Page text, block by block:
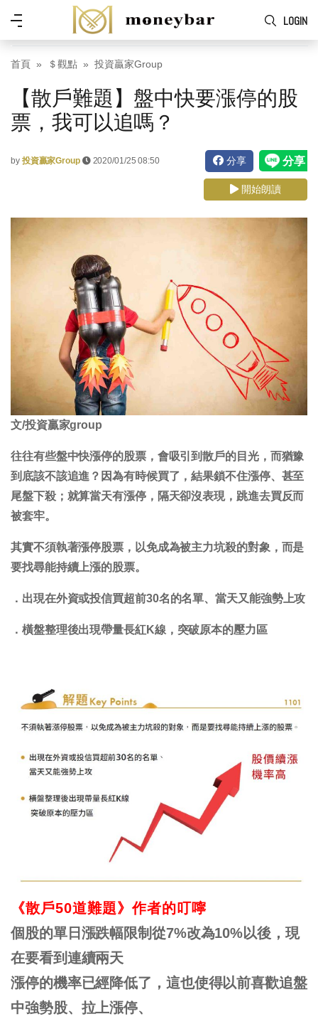
Skip to main content
LOGIN
功
能
表
首頁 ＄觀點 投資贏家Group
【散戶難題】盤中快要漲停的股
票，我可以追嗎？
by 投資贏家Group 2020/01/25 08:50 分享
開始朗讀
文/投資贏家group
往往有些盤中快漲停的股票，會吸引到散戶的目光，而猶豫
到底該不該追進？因為有時候買了，結果鎖不住漲停、甚至
尾盤下殺；就算當天有漲停，隔天卻沒表現，跳進去買反而
被套牢。
其實不須執著漲停股票，以免成為被主力坑殺的對象，而是
要找尋能持續上漲的股票。
． 出現在外資或投信買超前30名的名單、當天又能強勢上攻
． 橫盤整理後出現帶量長紅K線，突破原本的壓力區
《散戶50道難題》作者的叮嚀
個股的單日漲跌幅限制從7%改為10%以後，現
在要看到連續兩天
漲停的機率已經降低了，這也使得以前喜歡追盤
中強勢股、拉上漲停、